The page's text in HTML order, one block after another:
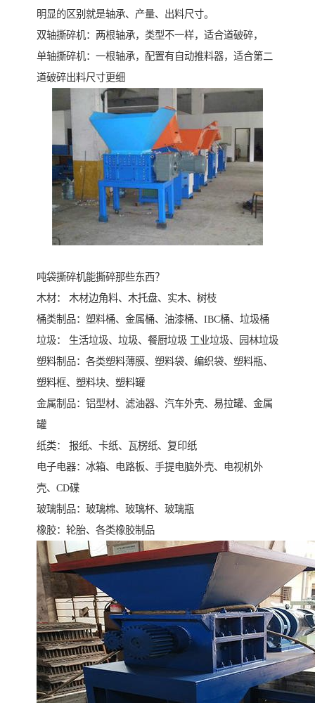
明显的区别就是轴承、产量、出料尺寸。
双轴撕碎机：两根轴承，类型不一样，适合道破碎，
单轴撕碎机：一根轴承，配置有自动推料器，适合第二
道破碎出料尺寸更细
吨袋撕碎机能撕碎那些东西？
木材： 木材边角料、木托盘、实木、树枝
桶类制品：塑料桶、金属桶、油漆桶、IBC桶、垃圾桶
垃圾： 生活垃圾、垃圾、餐厨垃圾 工业垃圾、园林垃圾
塑料制品：各类塑料薄膜、塑料袋、编织袋、塑料瓶、
塑料框、塑料块、塑料罐
金属制品：铝型材、滤油器、汽车外壳、易拉罐、金属
罐
纸类： 报纸、卡纸、瓦楞纸、复印纸
电子电器：冰箱、电路板、手提电脑外壳、电视机外
壳、CD碟
玻璃制品：玻璃棉、玻璃杯、玻璃瓶
橡胶：轮胎、各类橡胶制品